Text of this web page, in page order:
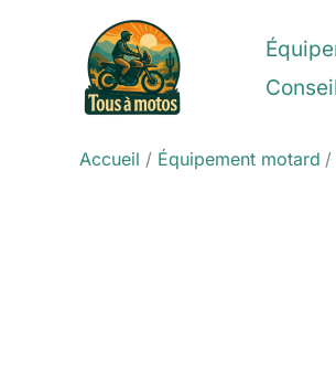
Accueil Équipement motard